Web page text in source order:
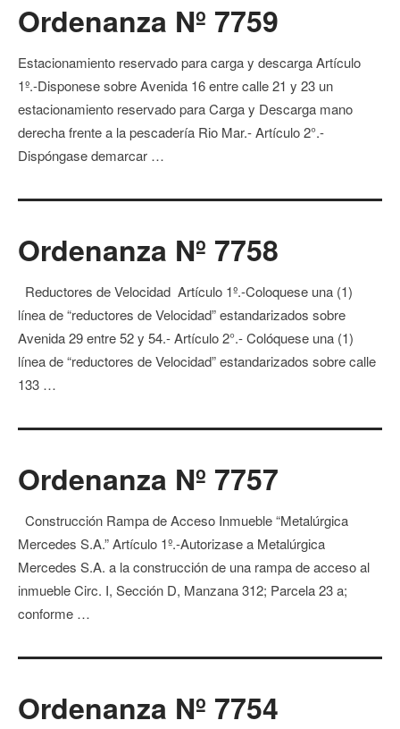
Ordenanza Nº 7759
Estacionamiento reservado para carga y descarga Artículo
1º.-Disponese sobre Avenida 16 entre calle 21 y 23 un
estacionamiento reservado para Carga y Descarga mano
derecha frente a la pescadería Rio Mar.- Artículo 2°.-
Dispóngase demarcar …
Ordenanza Nº 7758
Reductores de Velocidad Artículo 1º.-Coloquese una (1)
línea de “reductores de Velocidad” estandarizados sobre
Avenida 29 entre 52 y 54.- Artículo 2°.- Colóquese una (1)
línea de “reductores de Velocidad” estandarizados sobre calle
133 …
Ordenanza Nº 7757
Construcción Rampa de Acceso Inmueble “Metalúrgica
Mercedes S.A.” Artículo 1º.-Autorizase a Metalúrgica
Mercedes S.A. a la construcción de una rampa de acceso al
inmueble Circ. I, Sección D, Manzana 312; Parcela 23 a;
conforme …
Ordenanza Nº 7754